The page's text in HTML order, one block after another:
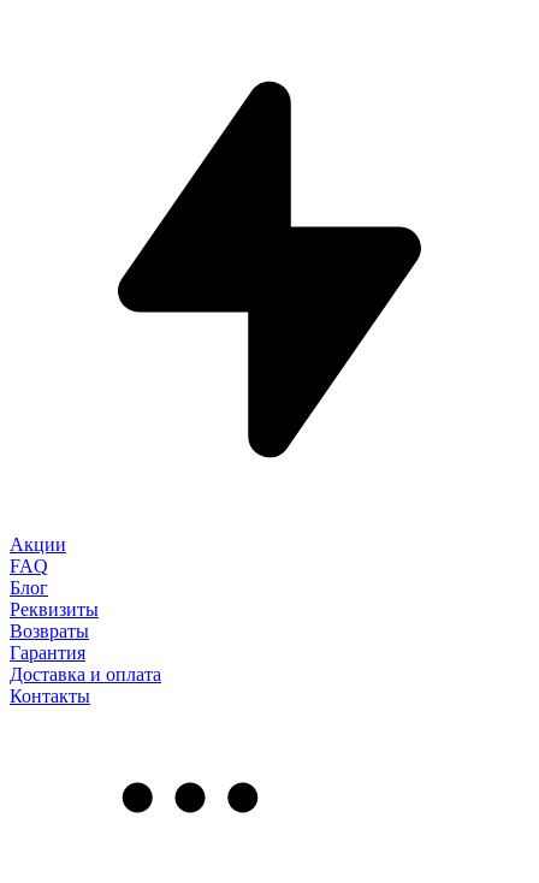
Акции
FAQ
Блог
Реквизиты
Возвраты
Гарантия
Доставка и оплата
Контакты